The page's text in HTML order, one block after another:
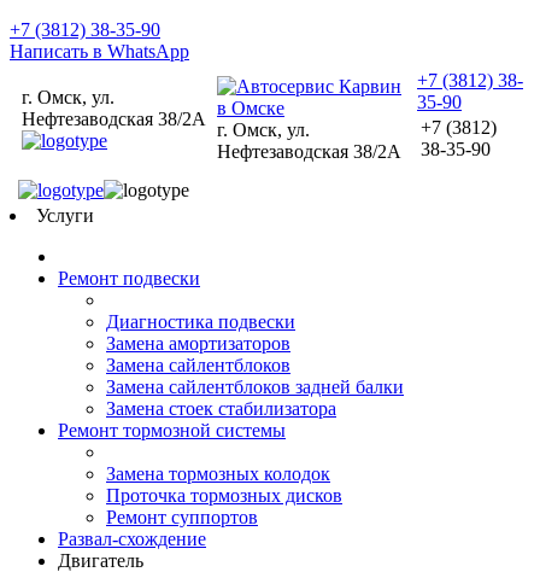
+7 (3812) 38-35-90
Написать в WhatsApp
г. Омск, ул.
Нефтезаводская 38/2А
г. Омск, ул.
Нефтезаводская 38/2А
+7 (3812) 38-
35-90
+7 (3812)
38-35-90
Услуги
Ремонт подвески
Диагностика подвески
Замена амортизаторов
Замена сайлентблоков
Замена сайлентблоков задней балки
Замена стоек стабилизатора
Ремонт тормозной системы
Замена тормозных колодок
Проточка тормозных дисков
Ремонт суппортов
Развал-схождение
Двигатель